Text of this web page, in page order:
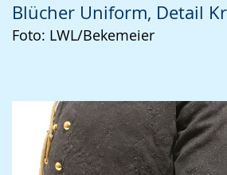
Blücher Uniform, Detail
Foto: LWL/Bekemeier